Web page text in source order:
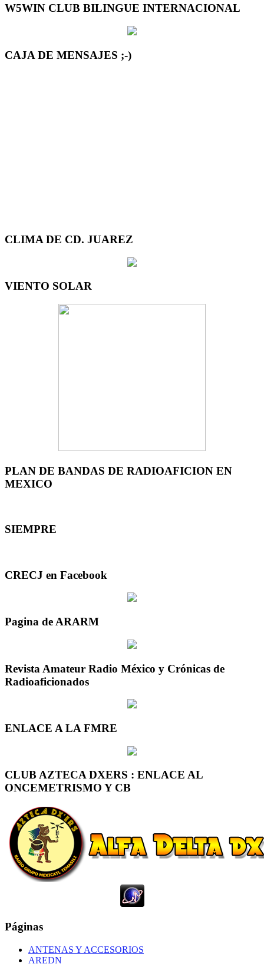
W5WIN CLUB BILINGUE INTERNACIONAL
CAJA DE MENSAJES ;-)
CLIMA DE CD. JUAREZ
VIENTO SOLAR
PLAN DE BANDAS DE RADIOAFICION EN
MEXICO
SIEMPRE
CRECJ en Facebook
Pagina de ARARM
Revista Amateur Radio México y Crónicas de
Radioaficionados
ENLACE A LA FMRE
CLUB AZTECA DXERS : ENLACE AL
ONCEMETRISMO Y CB
Páginas
ANTENAS Y ACCESORIOS
AREDN